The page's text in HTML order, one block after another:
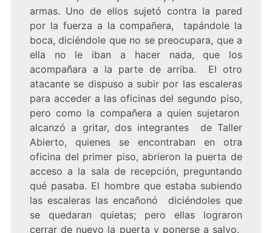
armas. Uno de ellos sujetó contra la pared
por la fuerza a la compañera, tapándole la
boca, diciéndole que no se preocupara, que a
ella no le iban a hacer nada, que los
acompañara a la parte de arriba. El otro
atacante se dispuso a subir por las escaleras
para acceder a las oficinas del segundo piso,
pero como la compañera a quien sujetaron
alcanzó a gritar, dos integrantes de Taller
Abierto, quienes se encontraban en otra
oficina del primer piso, abrieron la puerta de
acceso a la sala de recepción, preguntando
qué pasaba. El hombre que estaba subiendo
las escaleras las encañonó diciéndoles que
se quedaran quietas; pero ellas lograron
cerrar de nuevo la puerta y ponerse a salvo.